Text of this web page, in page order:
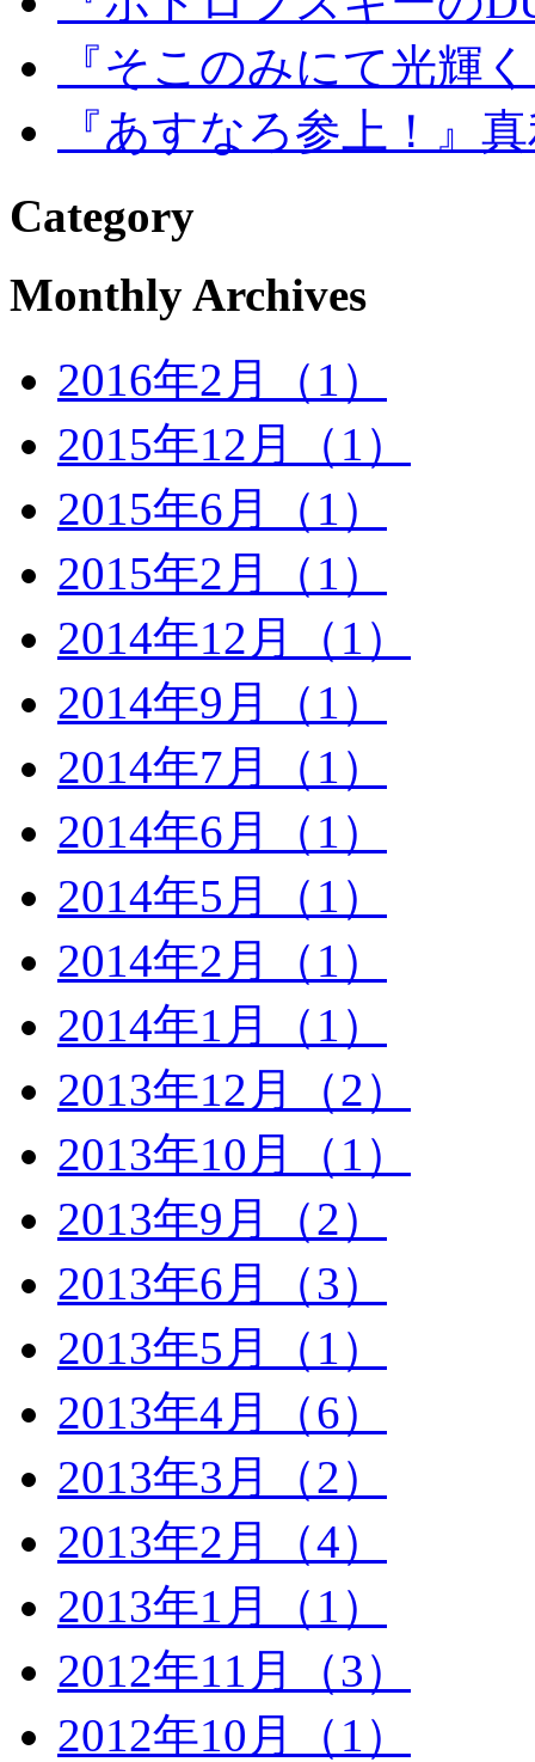
『そこのみにて光輝
『あすなろ参上！』
Category
Monthly Archives
2016年2月（1）
2015年12月（1）
2015年6月（1）
2015年2月（1）
2014年12月（1）
2014年9月（1）
2014年7月（1）
2014年6月（1）
2014年5月（1）
2014年2月（1）
2014年1月（1）
2013年12月（2）
2013年10月（1）
2013年9月（2）
2013年6月（3）
2013年5月（1）
2013年4月（6）
2013年3月（2）
2013年2月（4）
2013年1月（1）
2012年11月（3）
2012年10月（1）